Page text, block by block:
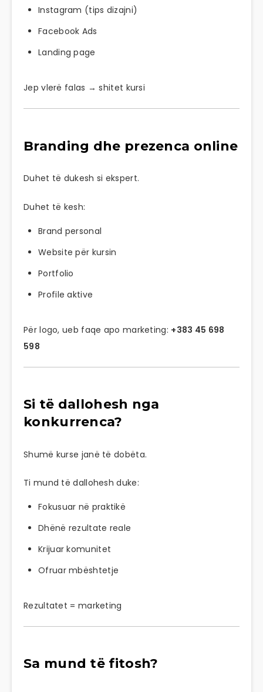
Instagram (tips dizajni)
Facebook Ads
Landing page
Jep vlerë falas → shitet kursi
Branding dhe prezenca online
Duhet të dukesh si ekspert.
Duhet të kesh:
Brand personal
Website për kursin
Portfolio
Profile aktive
Për logo, ueb faqe apo marketing: +383 45 698
598
Si të dallohesh nga
konkurrenca?
Shumë kurse janë të dobëta.
Ti mund të dallohesh duke:
Fokusuar në praktikë
Dhënë rezultate reale
Krijuar komunitet
Ofruar mbështetje
Rezultatet = marketing
Sa mund të fitosh?